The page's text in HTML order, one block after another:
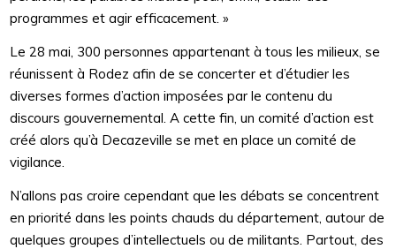
programmes et agir efficacement. »
Le 28 mai, 300 personnes appartenant à tous les milieux, se
réunissent à Rodez afin de se concerter et d’étudier les
diverses formes d’action imposées par le contenu du
discours gouvernemental. A cette fin, un comité d’action est
créé alors qu’à Decazeville se met en place un comité de
vigilance.
N’allons pas croire cependant que les débats se concentrent
en priorité dans les points chauds du département, autour de
quelques groupes d’intellectuels ou de militants. Partout, des